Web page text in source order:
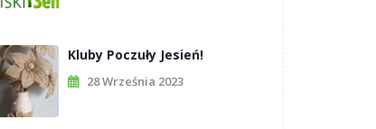
Kluby Poczuły Jesień!
28 Września 2023